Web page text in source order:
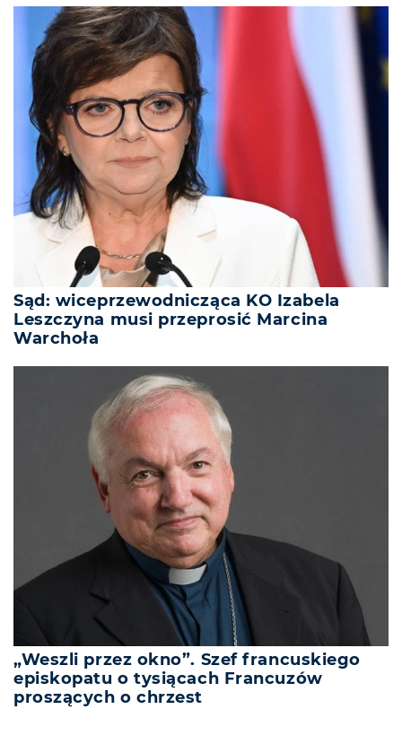
Sąd: wiceprzewodnicząca KO Izabela
Leszczyna musi przeprosić Marcina
Warchoła
„Weszli przez okno”. Szef francuskiego
episkopatu o tysiącach Francuzów
proszących o chrzest